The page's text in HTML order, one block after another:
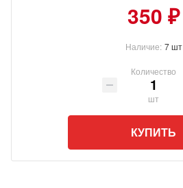
350 ₽
Наличие: 7 шт
Количество
шт
КУПИТЬ